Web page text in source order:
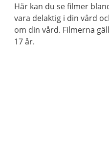
Här kan du se filmer
vara delaktig i din vård
om din vård. Filmerna
17 år.